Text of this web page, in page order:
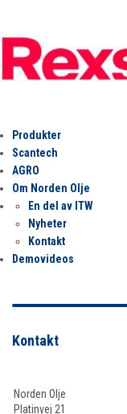
Produkter
Scantech
AGRO
Om Norden Olje
En del av ITW
Nyheter
Kontakt
Demovideos
Kontakt
Norden Olje
Platinvej 21